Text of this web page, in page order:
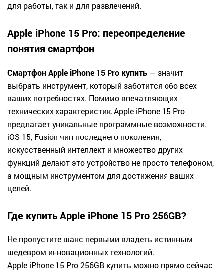
для работы, так и для развлечений.
Apple iPhone 15 Pro: переопределение
понятия смартфон
Смартфон Apple iPhone 15 Pro купить — значит
выбрать инструмент, который заботится обо всех
ваших потребностях. Помимо впечатляющих
технических характеристик, Apple iPhone 15 Pro
предлагает уникальные программные возможности.
iOS 15, Fusion чип последнего поколения,
искусственный интеллект и множество других
функций делают это устройство не просто телефоном,
а мощным инструментом для достижения ваших
целей.
Где купить Apple iPhone 15 Pro 256GB?
Не пропустите шанс первыми владеть истинным
шедевром инновационных технологий.
Apple iPhone 15 Pro 256GB купить можно прямо сейчас